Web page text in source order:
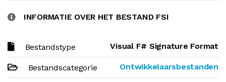
INFORMATIE OVER HET BESTAND FSI
Bestandstype Visual F# Signature Format
Bestandscategorie Ontwikkelaarsbestanden